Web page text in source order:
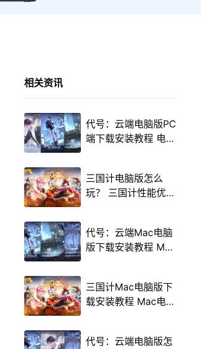
相关资讯
代号：云端电脑版PC
端下载安装教程 电脑
三国计电脑版怎么
玩？ 三国计性能优化
程
代号：云端Mac电脑
版下载安装教程 Mac
三国计Mac电脑版下
载安装教程 Mac电脑
代号：云端电脑版怎